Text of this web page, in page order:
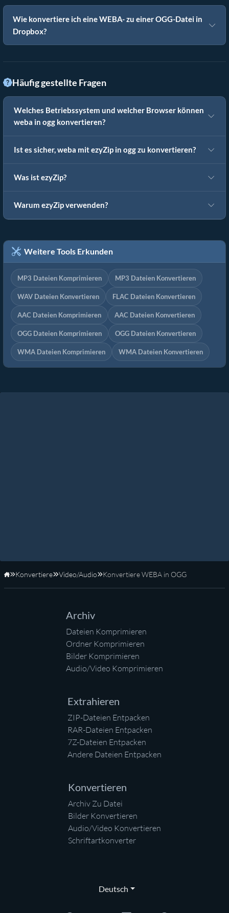
Wie konvertiere ich eine WEBA- zu einer OGG-Datei in
Dropbox?
Häufig gestellte Fragen
Welches Betriebssystem und welcher Browser können
weba in ogg konvertieren?
Ist es sicher, weba mit ezyZip in ogg zu konvertieren?
Was ist ezyZip?
Warum ezyZip verwenden?
Weitere Tools Erkunden
MP3 Dateien Komprimieren MP3 Dateien Konvertieren
WAV Dateien Konvertieren FLAC Dateien Konvertieren
AAC Dateien Komprimieren AAC Dateien Konvertieren
OGG Dateien Komprimieren OGG Dateien Konvertieren
WMA Dateien Komprimieren WMA Dateien Konvertieren
Startseite
Konvertiere Video/Audio Konvertiere WEBA in OGG
Archiv
Dateien Komprimieren
Ordner Komprimieren
Bilder Komprimieren
Audio/Video Komprimieren
Extrahieren
ZIP-Dateien Entpacken
RAR-Dateien Entpacken
7Z-Dateien Entpacken
Andere Dateien Entpacken
Konvertieren
Archiv Zu Datei
Bilder Konvertieren
Audio/Video Konvertieren
Schriftartkonverter
Deutsch